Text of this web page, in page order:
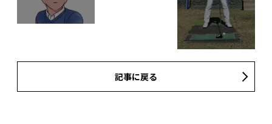
記事に戻る